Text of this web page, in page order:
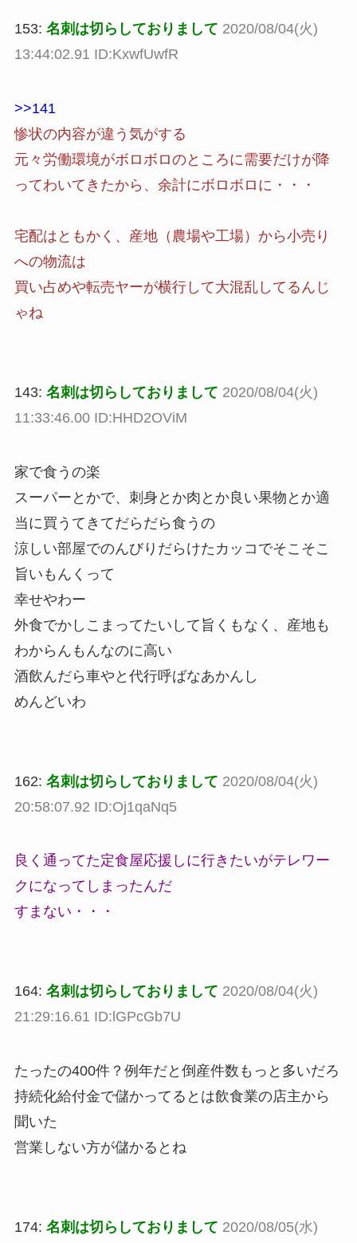
153: 名刺は切らしておりまして 2020/08/04(火)
13:44:02.91 ID:KxwfUwfR
>>141
惨状の内容が違う気がする
元々労働環境がボロボロのところに需要だけが降
ってわいてきたから、余計にボロボロに・・・
宅配はともかく、産地（農場や工場）から小売り
への物流は
買い占めや転売ヤーが横行して大混乱してるんじ
ゃね
143: 名刺は切らしておりまして 2020/08/04(火)
11:33:46.00 ID:HHD2OViM
家で食うの楽
スーパーとかで、刺身とか肉とか良い果物とか適
当に買うてきてだらだら食うの
涼しい部屋でのんびりだらけたカッコでそこそこ
旨いもんくって
幸せやわー
外食でかしこまってたいして旨くもなく、産地も
わからんもんなのに高い
酒飲んだら車やと代行呼ばなあかんし
めんどいわ
162: 名刺は切らしておりまして 2020/08/04(火)
20:58:07.92 ID:Oj1qaNq5
良く通ってた定食屋応援しに行きたいがテレワー
クになってしまったんだ
すまない・・・
164: 名刺は切らしておりまして 2020/08/04(火)
21:29:16.61 ID:lGPcGb7U
たったの400件？例年だと倒産件数もっと多いだろ
持続化給付金で儲かってるとは飲食業の店主から
聞いた
営業しない方が儲かるとね
174: 名刺は切らしておりまして 2020/08/05(水)